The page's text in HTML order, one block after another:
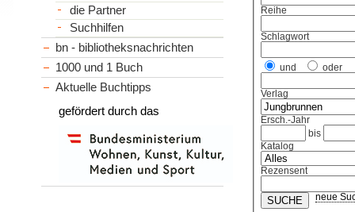
Reihe
Schlagwort
und oder
Verlag
Ersch.-Jahr
bis
Katalog
Rezensent
neue
die Partner
Suchhilfen
bn - bibliotheksnachrichten
1000 und 1 Buch
Aktuelle Buchtipps
gefördert durch das